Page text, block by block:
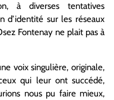
à diverses tentatives
d’identité sur les réseaux
Fontenay ne plait pas à
voix singulière, originale,
qui leur ont succédé,
nous pu faire mieux,